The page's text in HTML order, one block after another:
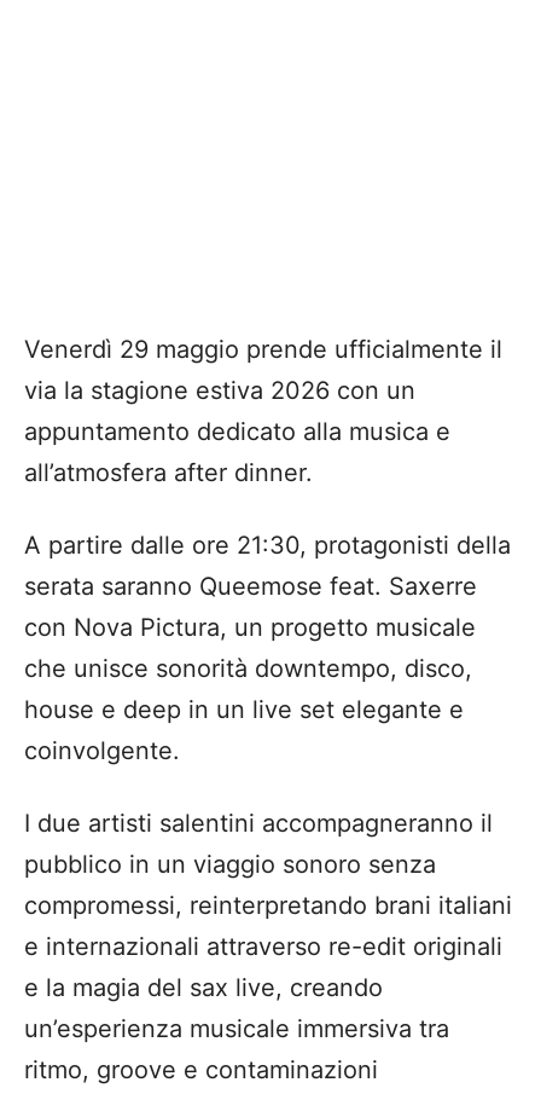
Venerdì 29 maggio prende ufficialmente il
via la stagione estiva 2026 con un
appuntamento dedicato alla musica e
all’atmosfera after dinner.
A partire dalle ore 21:30, protagonisti della
serata saranno Queemose feat. Saxerre
con Nova Pictura, un progetto musicale
che unisce sonorità downtempo, disco,
house e deep in un live set elegante e
coinvolgente.
I due artisti salentini accompagneranno il
pubblico in un viaggio sonoro senza
compromessi, reinterpretando brani italiani
e internazionali attraverso re-edit originali
e la magia del sax live, creando
un’esperienza musicale immersiva tra
ritmo, groove e contaminazioni